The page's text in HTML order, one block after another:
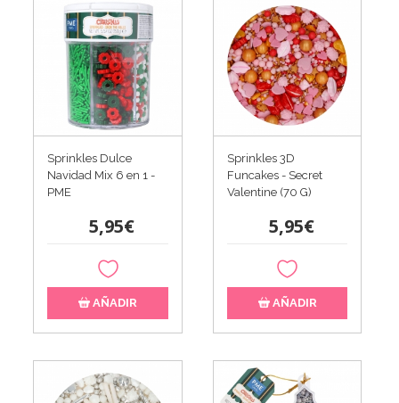
Sprinkles Dulce
Navidad Mix 6 en 1 -
PME
5,95€
AÑADIR
Sprinkles 3D
Funcakes - Secret
Valentine (70 G)
5,95€
AÑADIR